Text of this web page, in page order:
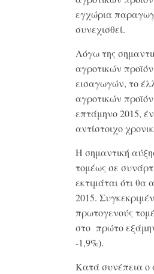
εγχώρια
συνεχισθεί.
Λόγω της
αγροτικών
εισαγωγών, το
αγροτικών
επτάμηνο 2015,
αντίστοιχο
Η σημαντική
τομέως σε
εκτιμάται ότι
2015.
πρωτογενούς
στο πρώτο
-1,9%).
Κατά συνέπεια ο